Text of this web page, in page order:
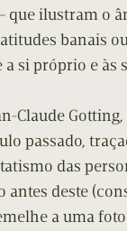
que ilustram o
banais
si próprio e às
Claude
passado,
das
antes deste
a uma